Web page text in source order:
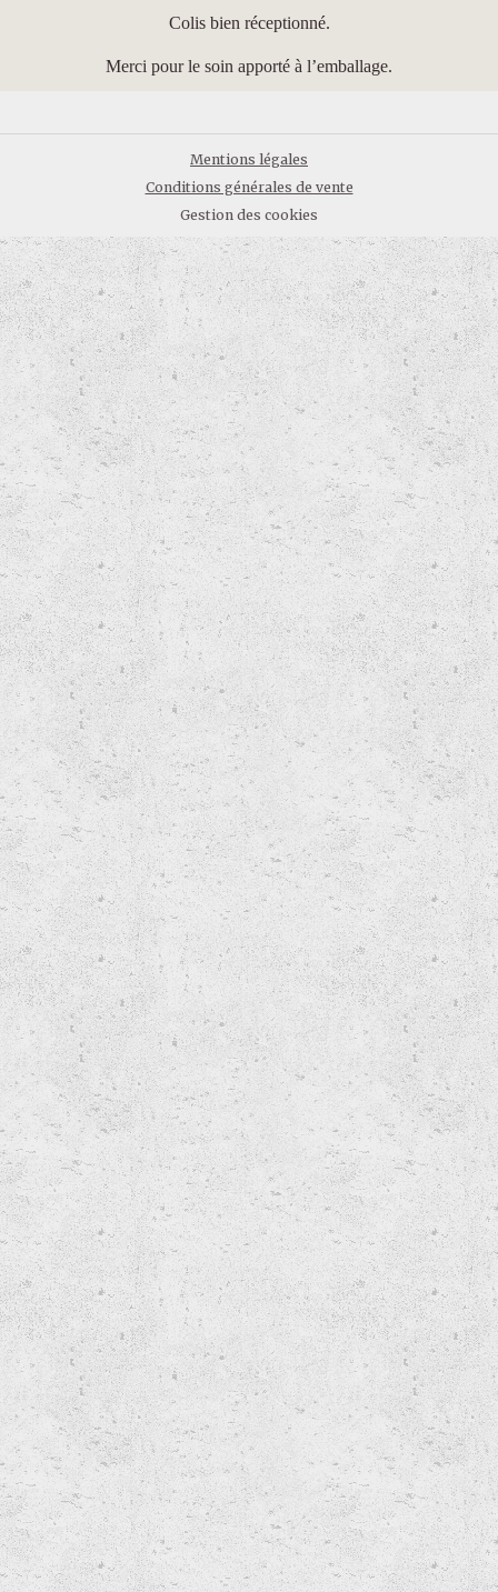
Colis bien réceptionné.
Merci pour le soin apporté à l’emballage.
Mentions légales
Conditions générales de vente
Gestion des cookies